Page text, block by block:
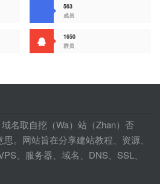
563
成员
1650
群员
名取自挖（Wa）站（Zhan）否
思。网站旨在分享建站教程、资源、
、服务器、域名、DNS、SSL、